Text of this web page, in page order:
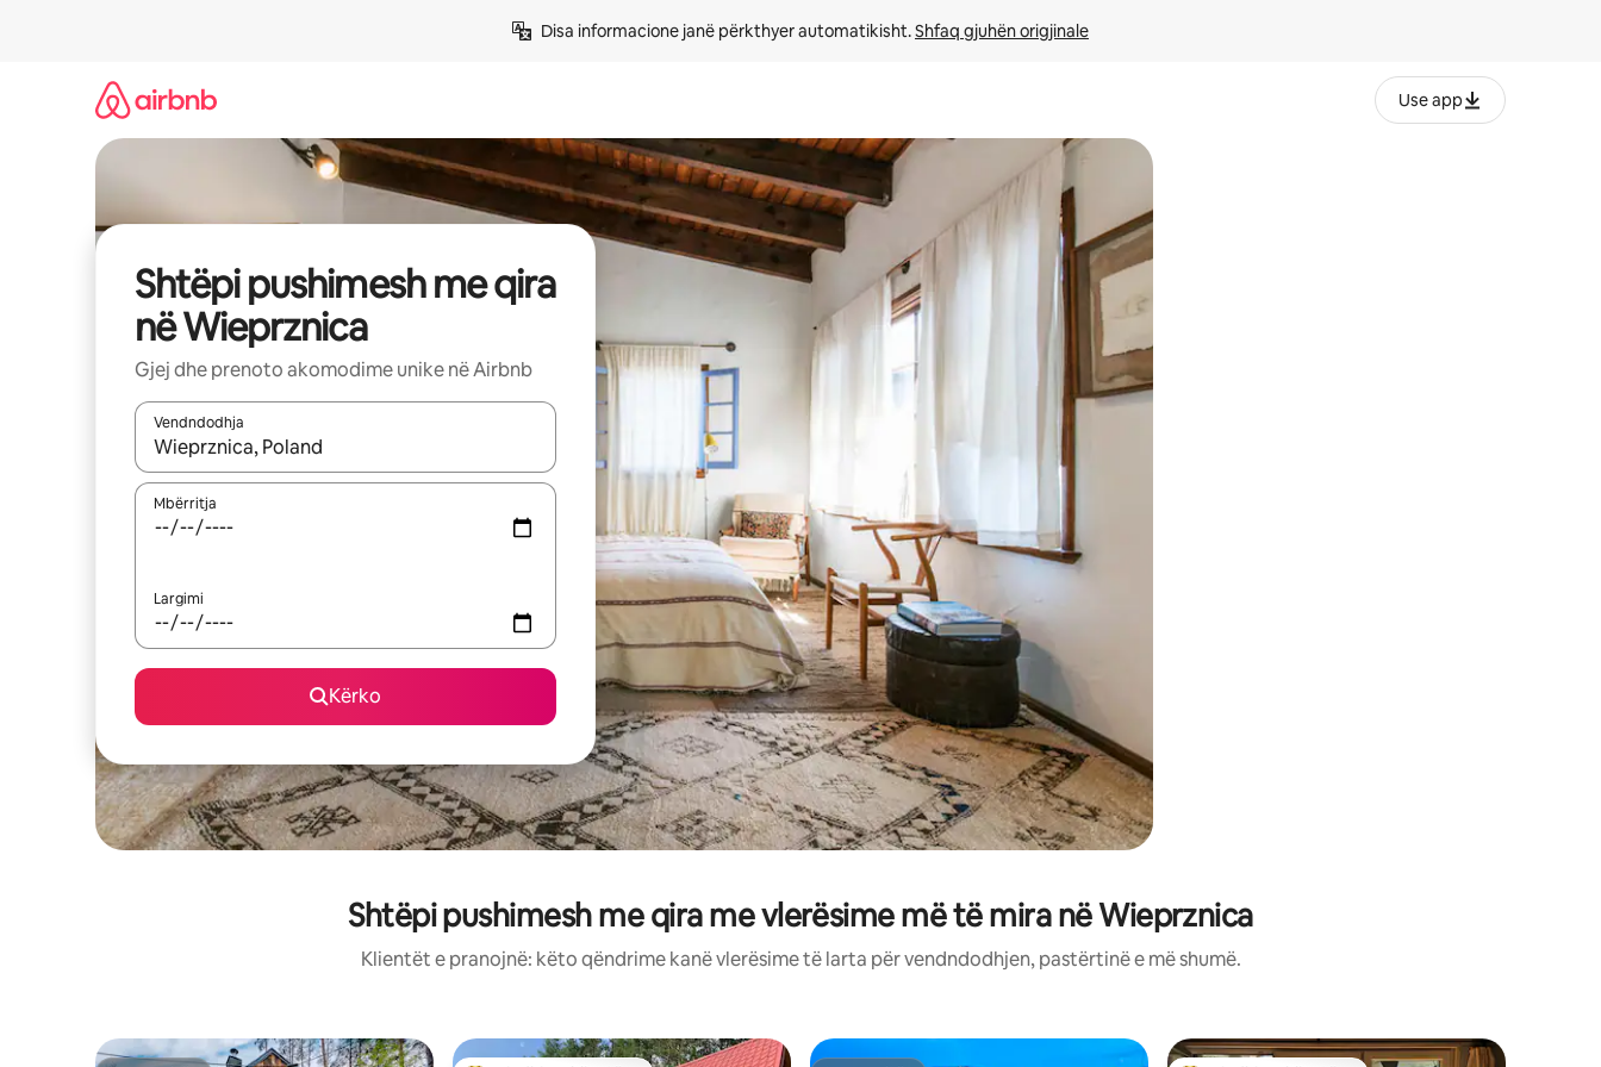
Disa informacione janë përkthyer automatikisht. Shfaq gjuhën origjinale
Use app
Shtëpi pushimesh me qira
në Wieprznica
Gjej dhe prenoto akomodime unike në Airbnb
Vendndodhja
Kur rezultatet të jenë të disponueshme, lëviz me butonat e shigjetave lart e poshtë ose eksploro duke prekur ose duke lëvizur ekranin.
Mbërritja
Largimi
Kërko
Shtëpi pushimesh me qira me vlerësime më të mira në Wieprznica
Klientët e pranojnë: këto qëndrime kanë vlerësime të larta për vendndodhjen, pastërtinë e më shumë.